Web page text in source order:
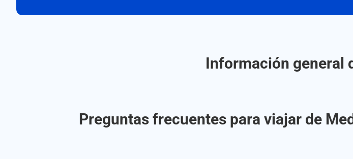
Información general
Preguntas frecuentes para viajar de